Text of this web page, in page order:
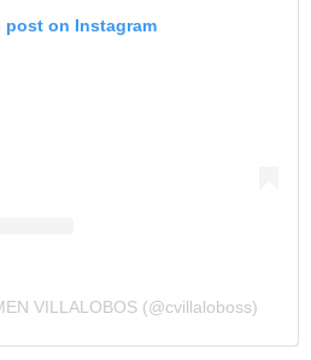
post on Instagram
VILLALOBOS (@cvillaloboss)